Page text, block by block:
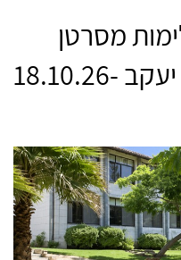
מסרטן
יעקב18.10.26-